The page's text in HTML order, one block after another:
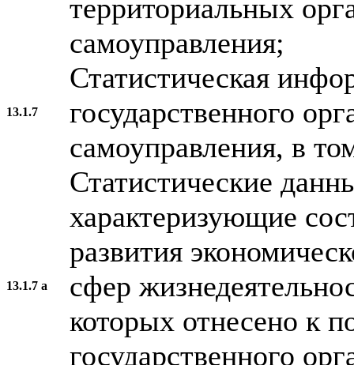
территориальных
самоуправления;
13.1.7
Статистическая
государственного
самоуправления, в
13.1.7 а
Статистические
характеризующие
развития
сфер
которых отнесено к
государственного